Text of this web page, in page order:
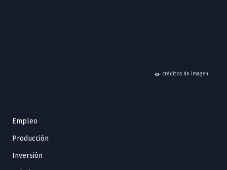
hide
créditos de imagen
Empleo
Producción
Inversión